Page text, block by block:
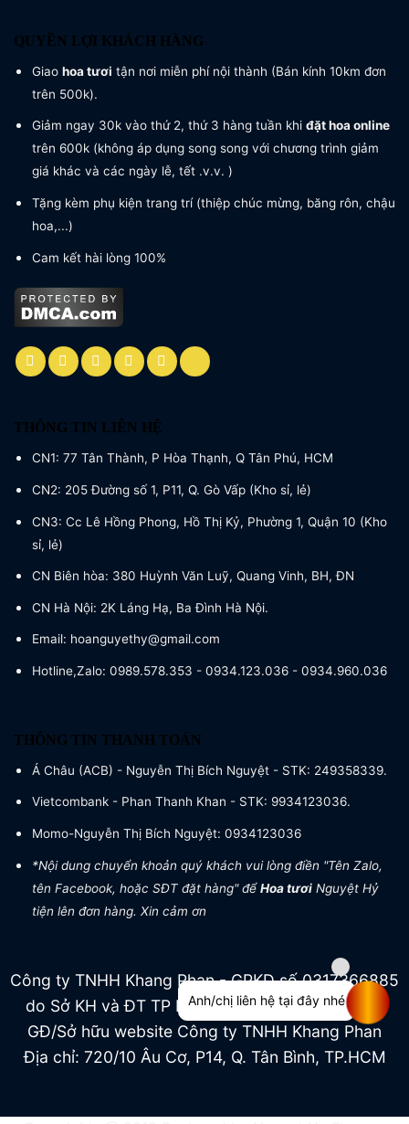
QUYỀN LỢI KHÁCH HÀNG
Giao hoa tươi tận nơi miễn phí nội thành (Bán kính 10km đơn
trên 500k).
Giảm ngay 30k vào thứ 2, thứ 3 hàng tuần khi đặt hoa online
trên 600k (không áp dụng song song với chương trình giảm
giá khác và các ngày lễ, tết .v.v. )
Tặng kèm phụ kiện trang trí (thiệp chúc mừng, băng rôn, chậu
hoa,...)
Cam kết hài lòng 100%
THÔNG TIN LIÊN HỆ
CN1: 77 Tân Thành, P Hòa Thạnh, Q Tân Phú, HCM
CN2: 205 Đường số 1, P11, Q. Gò Vấp (Kho sỉ, lẻ)
CN3: Cc Lê Hồng Phong, Hồ Thị Kỷ, Phường 1, Quận 10 (Kho
sỉ, lẻ)
CN Biên hòa: 380 Huỳnh Văn Luỹ, Quang Vinh, BH, ĐN
CN Hà Nội: 2K Láng Hạ, Ba Đình Hà Nội.
Email: hoanguyethy@gmail.com
Hotline,Zalo: 0989.578.353 - 0934.123.036 - 0934.960.036
THÔNG TIN THANH TOÁN
Á Châu (ACB) - Nguyễn Thị Bích Nguyệt - STK: 249358339.
Vietcombank - Phan Thanh Khan - STK: 9934123036.
Momo-Nguyễn Thị Bích Nguyệt: 0934123036
*Nội dung chuyển khoản quý khách vui lòng điền "Tên Zalo,
tên Facebook, hoặc SĐT đặt hàng" đểHoa tươi Nguyệt Hỷ
tiện lên đơn hàng. Xin cảm ơn
Công ty TNHH Khang Phan - GPKD số 0317366885
do Sở KH và ĐT TP HCM cấp ngày 04/07/2022
GĐ/Sở hữu website Công ty TNHH Khang Phan
Địa chỉ: 720/10 Âu Cơ, P14, Q. Tân Bình, TP.HCM
Anh/chị liên hệ tại đây nhé